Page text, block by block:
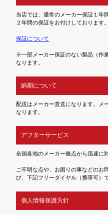
当店では、通常のメーカー保証１年
２年間の保証をお付けしております。
保証について
※一部メーカー保証のない製品（作
なります。
納期について
配送はメーカー直送になります。メ
なります。
アフターサービス
全国各地のメーカー拠点から迅速に
ご不明な点や、お困りの事などのお
び、下記フリーダイヤル（携帯可）
個人情報保護方針